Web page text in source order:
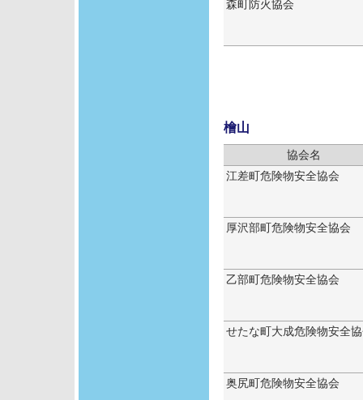
森町防火協会
檜山
協会名
江差町危険物安全協会
厚沢部町危険物安全協会
乙部町危険物安全協会
せたな町大成危険物安全
奥尻町危険物安全協会